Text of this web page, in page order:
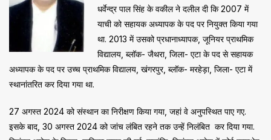
धर्वेन्द्र पाल सिंह के वकील ने दलील दी कि 2007 में
याची को सहायक अध्यापक के पद पर नियुक्त किया गया
था. 2013 में उसको प्रधानाध्यापक, जूनियर प्राथमिक
विद्यालय, ब्लॉक- जैथरा, जिला- एटा के पद से सहायक
अध्यापक के पद पर उच्च प्राथमिक विद्यालय, खंगरपुर, ब्लॉक- मरहेड़ा, जिला- एटा में
स्थानांतरित कर दिया गया था.
27 अगस्त 2024 को संस्थान का निरीक्षण किया गया, जहां वे अनुपस्थित पाए गए.
इसके बाद, 30 अगस्त 2024 को जांच लंबित रहने तक उन्हें निलंबित कर दिया गया.